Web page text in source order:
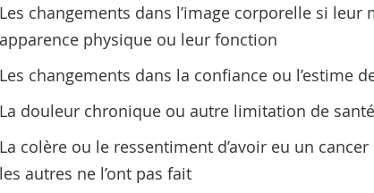
Les changements dans l’image corporelle si
apparence physique ou leur fonction
Les changements dans la confiance ou l’estime
La douleur chronique ou autre limitation de santé
La colère ou le ressentiment d’avoir eu un
les autres ne l’ont pas fait